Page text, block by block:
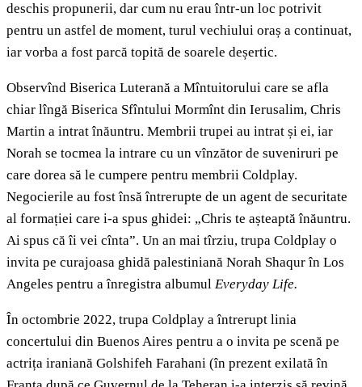
deschis propunerii, dar cum nu erau într-un loc potrivit
pentru un astfel de moment, turul vechiului oraș a continuat,
iar vorba a fost parcă topită de soarele deșertic.
Observînd Biserica Luterană a Mîntuitorului care se afla
chiar lîngă Biserica Sfîntului Mormînt din Ierusalim, Chris
Martin a intrat înăuntru. Membrii trupei au intrat și ei, iar
Norah se tocmea la intrare cu un vînzător de suveniruri pe
care dorea să le cumpere pentru membrii Coldplay.
Negocierile au fost însă întrerupte de un agent de securitate
al formației care i-a spus ghidei: „Chris te așteaptă înăuntru.
Ai spus că îi vei cînta”. Un an mai tîrziu, trupa Coldplay o
invita pe curajoasa ghidă palestiniană Norah Shaqur în Los
Angeles pentru a înregistra albumul Everyday Life.
În octombrie 2022, trupa Coldplay a întrerupt linia
concertului din Buenos Aires pentru a o invita pe scenă pe
actrița iraniană Golshifeh Farahani (în prezent exilată în